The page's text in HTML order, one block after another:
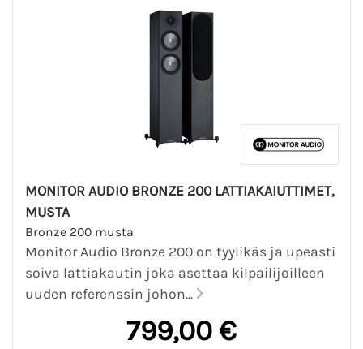
MONITOR AUDIO BRONZE 200 LATTIAKAIUTTIMET,
MUSTA
Bronze 200 musta
Monitor Audio Bronze 200 on tyylikäs ja upeasti
soiva lattiakautin joka asettaa kilpailijoilleen
uuden referenssin johon...
799,00 €